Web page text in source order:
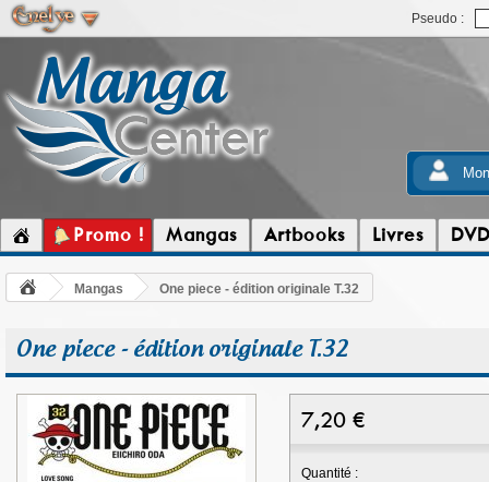
Pseudo :
Promo ! Mangas Artbooks Livres DVD
Mangas One piece - édition originale T.32
One piece - édition originale T.32
7,20 €
Quantité :